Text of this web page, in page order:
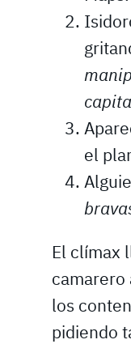
el
El clímax
camarero
los
pidiendo